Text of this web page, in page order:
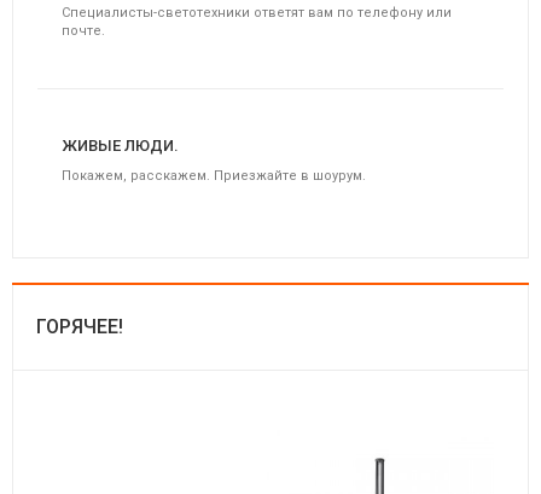
Специалисты-светотехники ответят вам по телефону или
почте.
ЖИВЫЕ ЛЮДИ.
Покажем, расскажем. Приезжайте в шоурум.
ГОРЯЧЕЕ!